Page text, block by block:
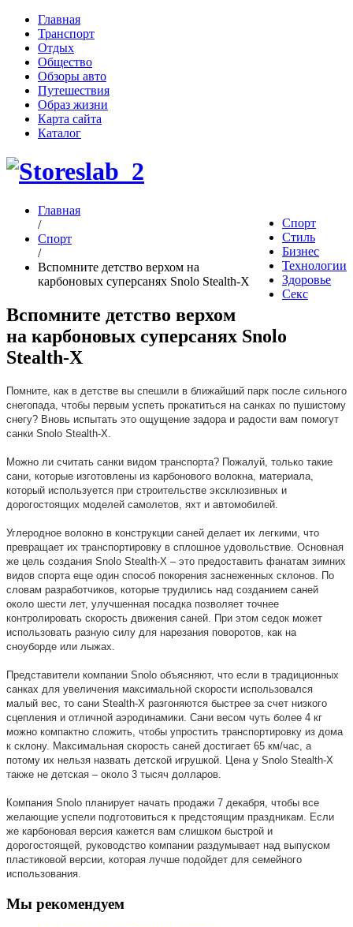
Главная
Транспорт
Отдых
Общество
Обзоры авто
Путешествия
Образ жизни
Карта сайта
Каталог
Спорт
Стиль
Бизнес
Технологии
Здоровье
Секс
Главная
/
Спорт
/
Вспомните детство верхом на
карбоновых суперсанях Snolo Stealth-X
Вспомните детство верхом
на карбоновых суперсанях Snolo
Stealth-X
Помните, как в детстве вы спешили в ближайший парк после сильного
снегопада, чтобы первым успеть прокатиться на санках по пушистому
снегу? Вновь испытать это ощущение задора и радости вам помогут
санки Snolo Stealth-X.
Можно ли считать санки видом транспорта? Пожалуй, только такие
сани, которые изготовлены из карбонового волокна, материала,
который используется при строительстве эксклюзивных и
дорогостоящих моделей самолетов, яхт и автомобилей.
Углеродное волокно в конструкции саней делает их легкими, что
превращает их транспортировку в сплошное удовольствие. Основная
же цель создания Snolo Stealth-X – это предоставить фанатам зимних
видов спорта еще один способ покорения заснеженных склонов. По
словам разработчиков, которые трудились над созданием саней
около шести лет, улучшенная посадка позволяет точнее
контролировать скорость движения саней. При этом седок может
использовать разную силу для нарезания поворотов, как на
сноуборде или лыжах.
Представители компании Snolo объясняют, что если в традиционных
санках для увеличения максимальной скорости использовался
малый вес, то сани Stealth-X разгоняются быстрее за счет низкого
сцепления и отличной аэродинамики. Сани весом чуть более 4 кг
можно компактно сложить, чтобы упростить транспортировку из дома
к склону. Максимальная скорость саней достигает 65 км/час, а
потому их нельзя назвать детской игрушкой. Цена у Snolo Stealth-X
также не детская – около 3 тысяч долларов.
Компания Snolo планирует начать продажи 7 декабря, чтобы все
желающие успели подготовиться к предстоящим праздникам. Если
же карбоновая версия кажется вам слишком быстрой и
дорогостоящей, руководство компании раздумывает над выпуском
пластиковой версии, которая лучше подойдет для семейного
использования.
Мы рекомендуем